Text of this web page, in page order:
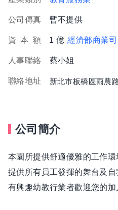
公司傳真 暫不提供
資 本 額 1 億 經濟部商業
人事聯絡 蔡小姐
聯絡地址 新北市板橋區雨農
公司簡介
本園所提供舒適優雅的工作環
提供所有員工發揮的舞台及自
有興趣幼教行業者歡迎您的加